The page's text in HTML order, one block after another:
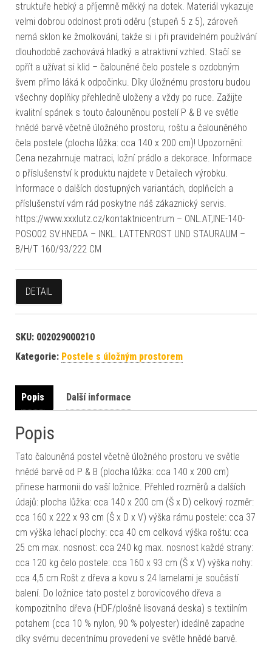
struktuře hebký a příjemně měkký na dotek. Materiál vykazuje
velmi dobrou odolnost proti oděru (stupeň 5 z 5), zároveň
nemá sklon ke žmolkování, takže si i při pravidelném používání
dlouhodobě zachovává hladký a atraktivní vzhled. Stačí se
opřít a užívat si klid – čalouněné čelo postele s ozdobným
švem přímo láká k odpočinku. Díky úložnému prostoru budou
všechny doplňky přehledně uloženy a vždy po ruce. Zažijte
kvalitní spánek s touto čalouněnou postelí P & B ve světle
hnědé barvě včetně úložného prostoru, roštu a čalouněného
čela postele (plocha lůžka: cca 140 x 200 cm)! Upozornění:
Cena nezahrnuje matraci, ložní prádlo a dekorace. Informace
o příslušenství k produktu najdete v Detailech výrobku.
Informace o dalších dostupných variantách, doplňcích a
příslušenství vám rád poskytne náš zákaznický servis.
https://www.xxxlutz.cz/kontaktnicentrum – ONL.AT,INE-140-
POSO02 SV.HNEDA – INKL. LATTENROST UND STAURAUM –
B/H/T 160/93/222 CM
DETAIL
SKU: 002029000210
Kategorie: Postele s úložným prostorem
Popis Další informace
Popis
Tato čalouněná postel včetně úložného prostoru ve světle
hnědé barvě od P & B (plocha lůžka: cca 140 x 200 cm)
přinese harmonii do vaší ložnice. Přehled rozměrů a dalších
údajů: plocha lůžka: cca 140 x 200 cm (Š x D) celkový rozměr:
cca 160 x 222 x 93 cm (Š x D x V) výška rámu postele: cca 37
cm výška lehací plochy: cca 40 cm celková výška roštu: cca
25 cm max. nosnost: cca 240 kg max. nosnost každé strany:
cca 120 kg čelo postele: cca 160 x 93 cm (Š x V) výška nohy:
cca 4,5 cm Rošt z dřeva a kovu s 24 lamelami je součástí
balení. Do ložnice tato postel z borovicového dřeva a
kompozitního dřeva (HDF/plošně lisovaná deska) s textilním
potahem (cca 10 % nylon, 90 % polyester) ideálně zapadne
díky svému decentnímu provedení ve světle hnědé barvě.